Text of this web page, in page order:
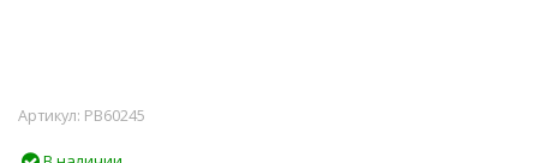
Артикул: PB60245